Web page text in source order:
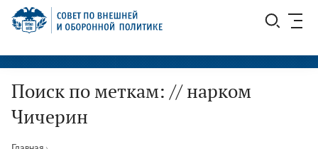
Перейти
СВОП
Поиск по меткам: // нарком
Чичерин